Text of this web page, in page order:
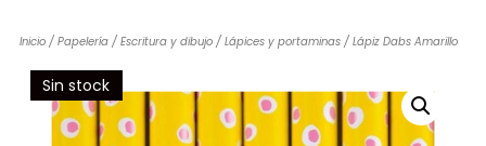
Inicio/ Papelería/ Escritura y dibujo/ Lápices y portaminas/ Lápiz Dabs Amarillo
Sin stock